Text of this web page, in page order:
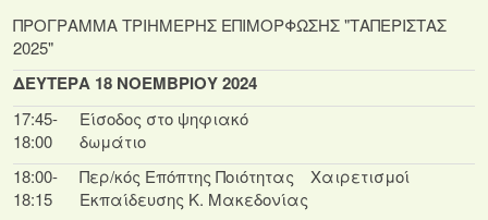
ΠΡΟΓΡΑΜΜΑ ΤΡΙΗΜΕΡΗΣ ΕΠΙΜΟΡΦΩΣΗΣ "ΤΑΠΕΡΙΣΤΑΣ
2025"
ΔΕΥΤΕΡΑ 18 ΝΟΕΜΒΡΙΟΥ 2024
17:45-
18:00
Είσοδος στο ψηφιακό
δωμάτιο
18:00-
18:15
Περ/κός Επόπτης Ποιότητας
Εκπαίδευσης Κ. Μακεδονίας
Χαιρετισμοί